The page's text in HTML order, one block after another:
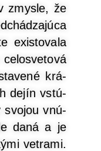
zmys­le, že
exis­to­va­la
krá­
dejín vstú­
svo­jou vnú­
daná a je
vet­ra­mi.